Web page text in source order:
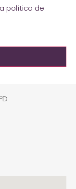
política de